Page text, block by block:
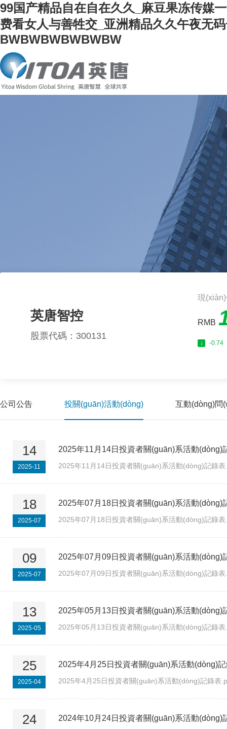
99国产精品自在自在久久_麻豆果冻传媒
费看女人与善牲交_亚洲精品久久午夜无
BWBWBWBWBWBW
英唐智控
股票代碼：300131
現
RMB
↓ -0.74
公司公告 投關(guān)活動(dòng) 互動(dòng)問
14
2025-11
2025年11月14日投資者關(guān)系活動(dòng)
2025年11月14日投資者關(guān)系活動(dòng)記錄
18
2025-07
2025年07月18日投資者關(guān)系活動(dòng)
2025年07月18日投資者關(guān)系活動(dòng)記錄
09
2025-07
2025年07月09日投資者關(guān)系活動(dòng)
2025年07月09日投資者關(guān)系活動(dòng)記錄
13
2025-05
2025年05月13日投資者關(guān)系活動(dòng)
2025年05月13日投資者關(guān)系活動(dòng)記錄
25
2025-04
2025年4月25日投資者關(guān)系活動(dòng)
2025年4月25日投資者關(guān)系活動(dòng)記錄表
24 2024年10月24日投資者關(guān)系活動(dòng)